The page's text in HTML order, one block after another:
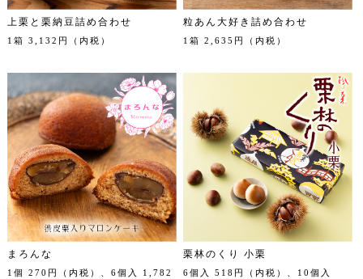
上栗と栗納豆詰め合わせ
1箱 3,132円（内税）
粒あん大好き詰め合わせ
1箱 2,635円（内税）
まろんな
1個 270円（内税）、6個入 1,782
栗林のくり 小栗
6個入 518円（内税）、10個入